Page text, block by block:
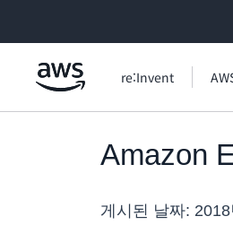
re:Invent
Amazon
게시된 날짜: